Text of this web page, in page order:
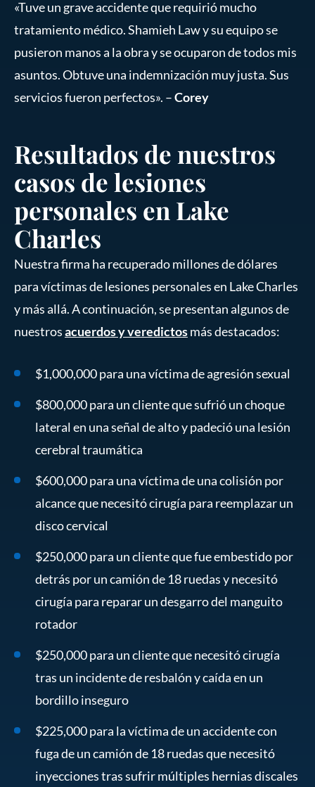
«Tuve un grave accidente que requirió mucho
tratamiento médico. Shamieh Law y su equipo se
pusieron manos a la obra y se ocuparon de todos mis
asuntos. Obtuve una indemnización muy justa. Sus
servicios fueron perfectos». –Corey
Resultados de nuestros
casos de lesiones
personales en Lake
Charles
Nuestra firma ha recuperado millones de dólares
para víctimas de lesiones personales en Lake Charles
y más allá. A continuación, se presentan algunos de
nuestrosacuerdos y veredictosmás destacados:
$1,000,000 para una víctima de agresión sexual
$800,000 para un cliente que sufrió un choque
lateral en una señal de alto y padeció una lesión
cerebral traumática
$600,000 para una víctima de una colisión por
alcance que necesitó cirugía para reemplazar un
disco cervical
$250,000 para un cliente que fue embestido por
detrás por un camión de 18 ruedas y necesitó
cirugía para reparar un desgarro del manguito
rotador
$250,000 para un cliente que necesitó cirugía
tras un incidente de resbalón y caída en un
bordillo inseguro
$225,000 para la víctima de un accidente con
fuga de un camión de 18 ruedas que necesitó
inyecciones tras sufrir múltiples hernias discales